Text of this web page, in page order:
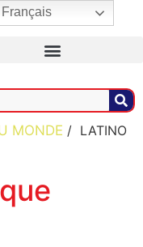
MONDE / LATINO
Français